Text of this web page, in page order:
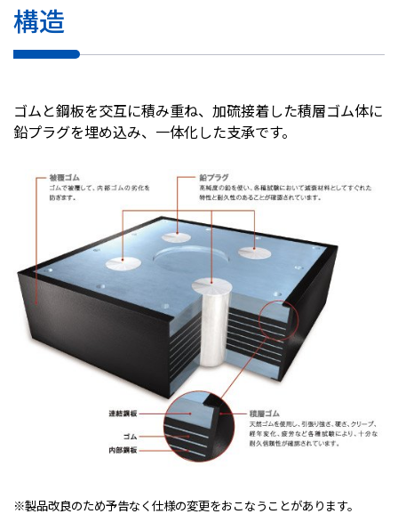
構造
ゴムと鋼板を交互に積み重ね、加硫接着した積層ゴム体に
鉛プラグを埋め込み、一体化した支承です。
※製品改良のため予告なく仕様の変更をおこなうことがあります。